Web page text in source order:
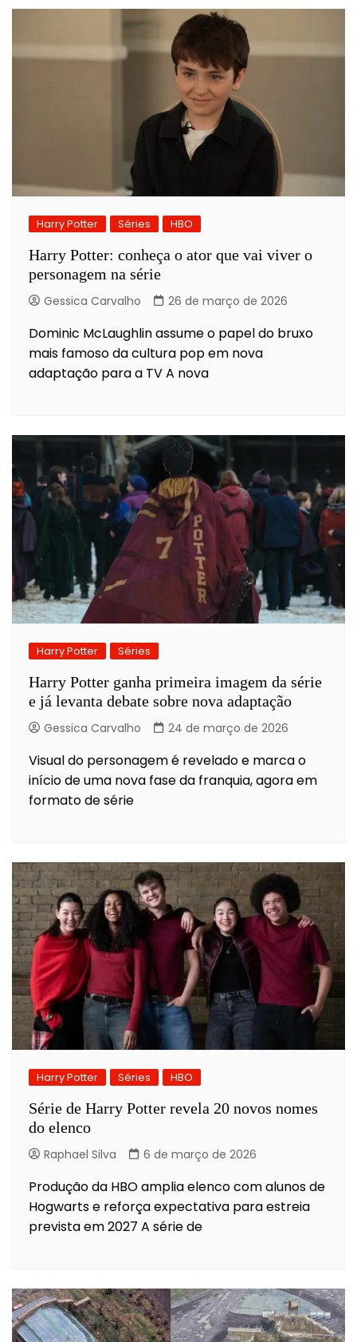
Harry Potter Séries HBO
Harry Potter: conheça o ator que vai viver o
personagem na série
Gessica Carvalho 26 de março de 2026
Dominic McLaughlin assume o papel do bruxo
mais famoso da cultura pop em nova
adaptação para a TV A nova
Harry Potter Séries
Harry Potter ganha primeira imagem da série
e já levanta debate sobre nova adaptação
Gessica Carvalho 24 de março de 2026
Visual do personagem é revelado e marca o
início de uma nova fase da franquia, agora em
formato de série
Harry Potter Séries HBO
Série de Harry Potter revela 20 novos nomes
do elenco
Raphael Silva 6 de março de 2026
Produção da HBO amplia elenco com alunos de
Hogwarts e reforça expectativa para estreia
prevista em 2027 A série de